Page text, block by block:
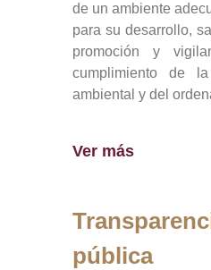
de un ambiente
para su desarrollo,
promoción y
cumplimiento de
ambiental y del
Ver más
pública